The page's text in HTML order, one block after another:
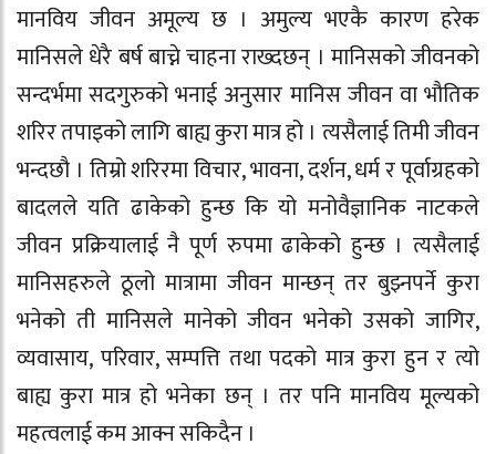
मानविय जीवन अमूल्य छ । अमुल्य भएकै कारण हरेक
मानिसले धेरै बर्ष बाच्ने चाहना राख्दछन् । मानिसको जीवनको
सन्दर्भमा सदगुरुको भनाई अनुसार मानिस जीवन वा भौतिक
शरिर तपाइको लागि बाह्य कुरा मात्र हो । त्यसैलाई तिमी जीवन
भन्दछौ । तिम्रो शरिरमा विचार, भावना, दर्शन, धर्म र पूर्वाग्रहको
बादलले यति ढाकेको हुन्छ कि यो मनोवैज्ञानिक नाटकले
जीवन प्रक्रियालाई नै पूर्ण रुपमा ढाकेको हुन्छ । त्यसैलाई
मानिसहरुले ठूलो मात्रामा जीवन मान्छन् तर बुझ्नपर्ने कुरा
भनेको ती मानिसले मानेको जीवन भनेको उसको जागिर,
व्यवासाय, परिवार, सम्पत्ति तथा पदको मात्र कुरा हुन र त्यो
बाह्य कुरा मात्र हो भनेका छन् । तर पनि मानविय मूल्यको
महत्वलाई कम आक्न सकिदैन ।